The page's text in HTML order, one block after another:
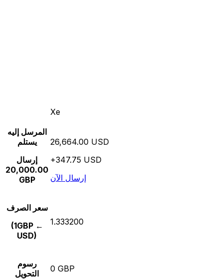
Xe
المرسل إليه
يستلم
إرسال
20,000.00
GBP
26,664.00 USD
+347.75 USD
إرسال الآن
سعر الصرف
(1GBP ←
USD)
1.333200
رسوم
التحويل
0 GBP